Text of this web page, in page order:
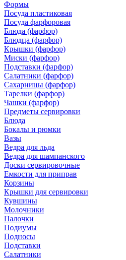
Формы
Посуда пластиковая
Посуда фарфоровая
Блюда (фарфор)
Блюдца (фарфор)
Крышки (фарфор)
Миски (фарфор)
Подставки (фарфор)
Салатники (фарфор)
Сахарницы (фарфор)
Тарелки (фарфор)
Чашки (фарфор)
Предметы сервировки
Блюда
Бокалы и рюмки
Вазы
Ведра для льда
Ведра для шампанского
Доски сервировочные
Емкости для приправ
Корзины
Крышки для сервировки
Кувшины
Молочники
Палочки
Подиумы
Подносы
Подставки
Салатники